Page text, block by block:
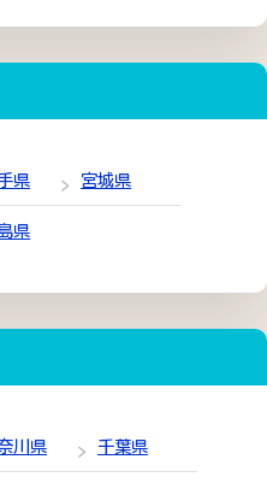
県 宮城県
県
川県 千葉県